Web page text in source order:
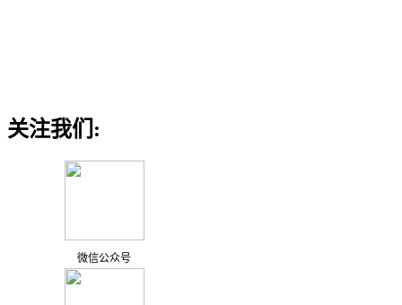
关注我们:
微信公众号